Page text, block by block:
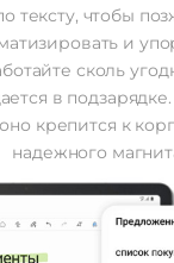
тексту, чтобы
и
сколь
в
крепится к
надежного